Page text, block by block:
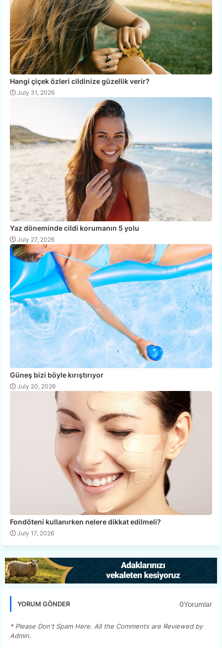
Hangi çiçek özleri cildinize güzellik verir?
July 31, 2026
Yaz döneminde cildi korumanın 5 yolu
July 27, 2026
Güneş bizi böyle kırıştırıyor
July 20, 2026
Fondöteni kullanırken nelere dikkat edilmeli?
July 17, 2026
YORUM GÖNDER 0Yorumlar
* Please Don't Spam Here. All the Comments are Reviewed by
Admin.